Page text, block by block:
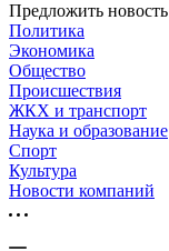
Предложить новость
Политика
Экономика
Общество
Происшествия
ЖКХ и транспорт
Наука и образование
Спорт
Культура
Новости компаний